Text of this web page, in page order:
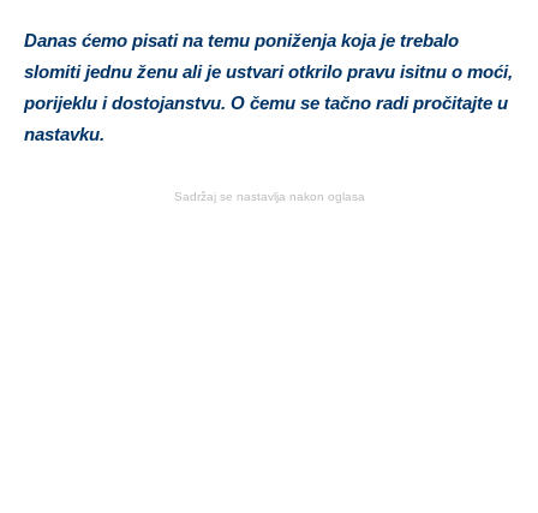
Danas ćemo pisati na temu poniženja koja je trebalo
slomiti jednu ženu ali je ustvari otkrilo pravu isitnu o moći,
porijeklu i dostojanstvu. O čemu se tačno radi pročitajte u
nastavku.
Sadržaj se nastavlja nakon oglasa